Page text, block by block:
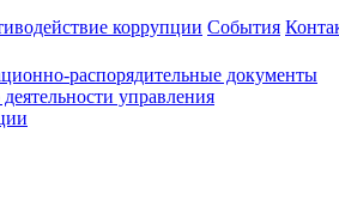
коррупции События
распорядительные документы
управления